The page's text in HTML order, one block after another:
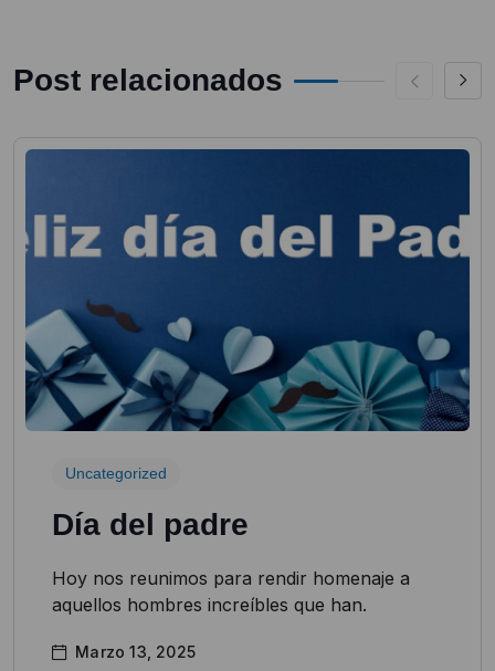
Post relacionados
Uncategorized
Día del padre
Hoy nos reunimos para rendir homenaje a
aquellos hombres increíbles que han.
Marzo 13, 2025